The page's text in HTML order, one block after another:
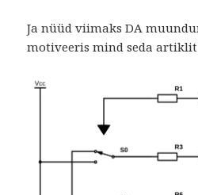
Ja nüüd viimaks DA
motiveeris mind seda